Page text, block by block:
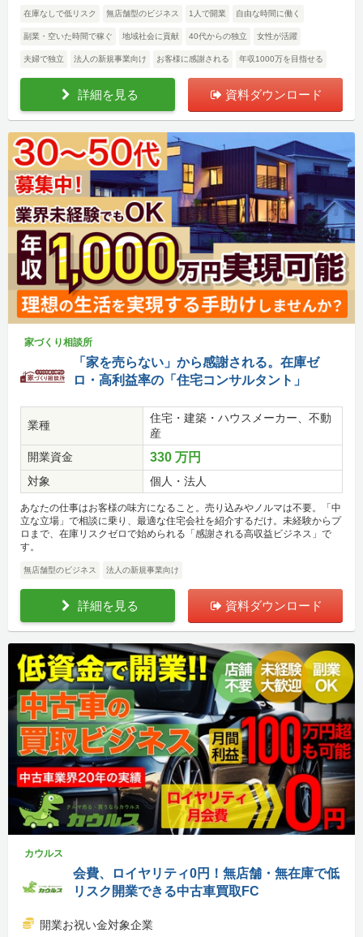
在庫なしで低リスク 無店舗型のビジネス 1人で開業 自由な時間に働く
副業・空いた時間で稼ぐ 地域社会に貢献 40代からの独立 女性が活躍
夫婦で独立 法人の新規事業向け お客様に感謝される 年収1000万を目指せる
詳細を見る 資料ダウンロード
家づくり相談所
「家を売らない」から感謝される。在庫ゼ
ロ・高利益率の「住宅コンサルタント」
業種
住宅・建築・ハウスメーカー、不動
産
開業資金
330 万円
対象 個人・法人
あなたの仕事はお客様の味方になること。売り込みやノルマは不要。「中
立な立場」で相談に乗り、最適な住宅会社を紹介するだけ。未経験からプ
ロまで、在庫リスクゼロで始められる「感謝される高収益ビジネス」で
す。
無店舗型のビジネス 法人の新規事業向け
詳細を見る 資料ダウンロード
カウルス
会費、ロイヤリティ0円！無店舗・無在庫で低
リスク開業できる中古車買取FC
開業お祝い金対象企業